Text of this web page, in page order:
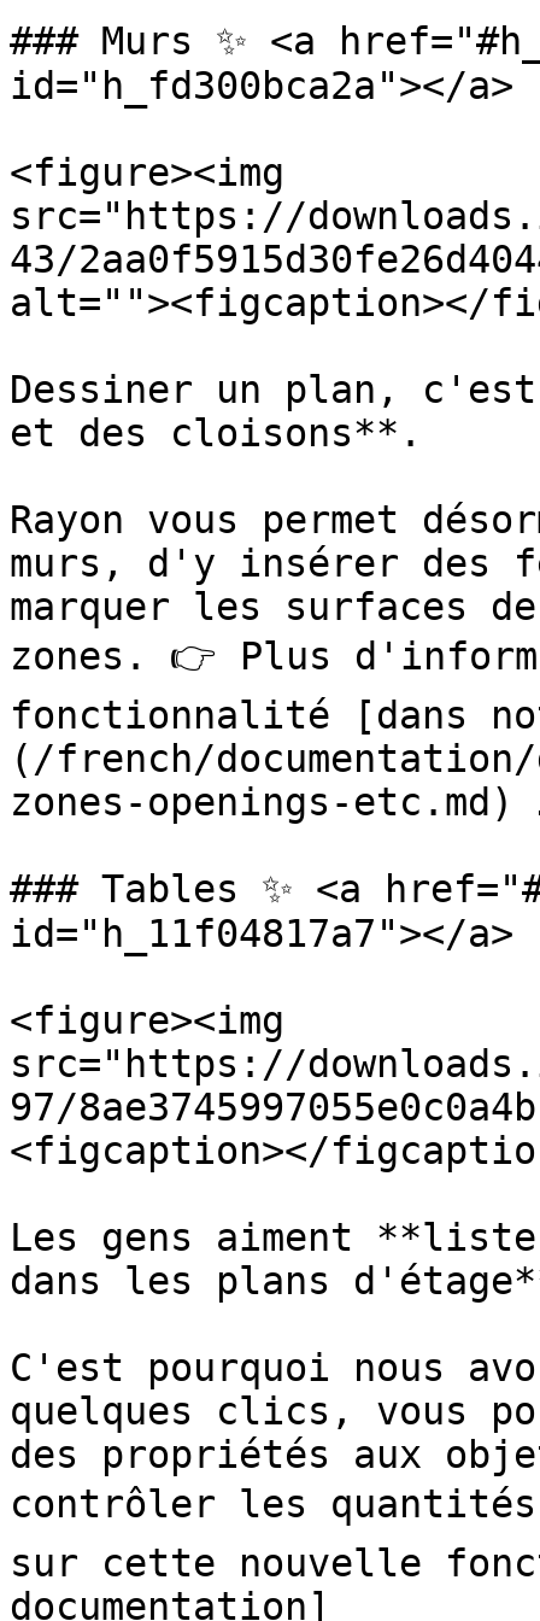
### Murs ✨ <a
id="h_fd300bca2a"></a>
<figure><img
src="https://
43/
alt=""><figcaption></
Dessiner un plan,
et des cloisons**.
Rayon vous permet
murs, d'y insérer des
marquer les surfaces
zones. 👉 Plus
fonctionnalité [dans
(/french/
zones-openings-etc.md)
### Tables ✨ <a
id="h_11f04817a7"></a>
<figure><img
src="https://
97/
<figcaption></
Les gens aiment
dans les plans
C'est pourquoi nous
quelques clics, vous
des propriétés aux
contrôler les
sur cette nouvelle
documentation]